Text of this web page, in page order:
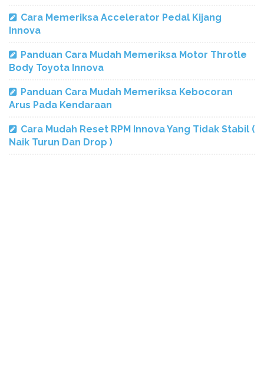
Cara Memeriksa Accelerator Pedal Kijang
Innova
Panduan Cara Mudah Memeriksa Motor Throtle
Body Toyota Innova
Panduan Cara Mudah Memeriksa Kebocoran
Arus Pada Kendaraan
Cara Mudah Reset RPM Innova Yang Tidak Stabil (
Naik Turun Dan Drop )